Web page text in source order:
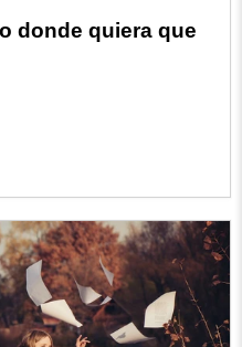
donde quiera que